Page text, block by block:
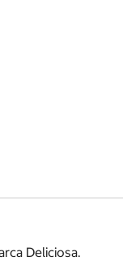
Deliciosa.